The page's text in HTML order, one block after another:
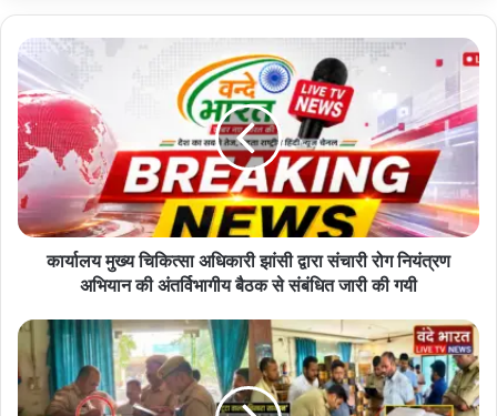
???: ????? ?????? ??????
????? ???
????? ???: 353? (?????)
u
r
E
m
a
i
l
a
d
s
कार्यालय मुख्य चिकित्सा अधिकारी झांसी द्वारा संचारी रोग नियंत्रण
अभियान की अंतर्विभागीय बैठक से संबंधित जारी की गयी